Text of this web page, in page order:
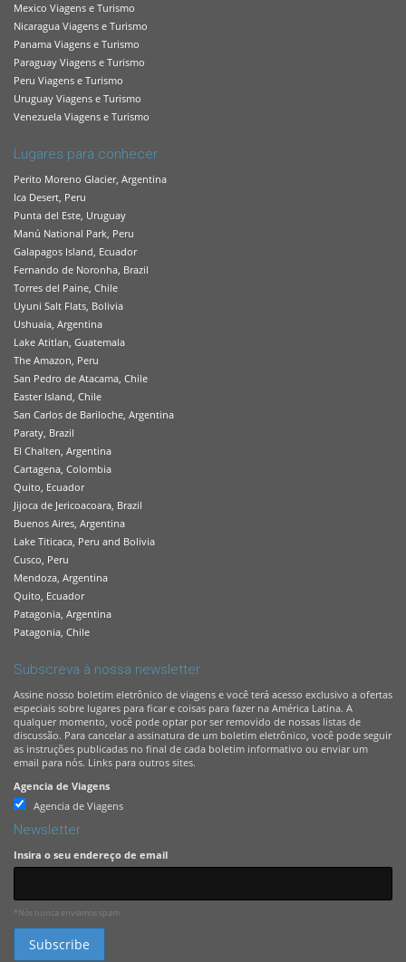
Mexico Viagens e Turismo
Nicaragua Viagens e Turismo
Panama Viagens e Turismo
Paraguay Viagens e Turismo
Peru Viagens e Turismo
Uruguay Viagens e Turismo
Venezuela Viagens e Turismo
Lugares para conhecer
Perito Moreno Glacier, Argentina
Ica Desert, Peru
Punta del Este, Uruguay
Manú National Park, Peru
Galapagos Island, Ecuador
Fernando de Noronha, Brazil
Torres del Paine, Chile
Uyuni Salt Flats, Bolivia
Ushuaia, Argentina
Lake Atitlan, Guatemala
The Amazon, Peru
San Pedro de Atacama, Chile
Easter Island, Chile
San Carlos de Bariloche, Argentina
Paraty, Brazil
El Chalten, Argentina
Cartagena, Colombia
Quito, Ecuador
Jijoca de Jericoacoara, Brazil
Buenos Aires, Argentina
Lake Titicaca, Peru and Bolivia
Cusco, Peru
Mendoza, Argentina
Quito, Ecuador
Patagonia, Argentina
Patagonia, Chile
Subscreva à nossa newsletter
Assine nosso boletim eletrônico de viagens e você terá acesso exclusivo a ofertas
especiais sobre lugares para ficar e coisas para fazer na América Latina. A
qualquer momento, você pode optar por ser removido de nossas listas de
discussão. Para cancelar a assinatura de um boletim eletrônico, você pode seguir
as instruções publicadas no final de cada boletim informativo ou enviar um
email para nós. Links para outros sites.
Agencia de Viagens
Agencia de Viagens
Newsletter
Insira o seu endereço de email
*Nós nunca enviamos spam